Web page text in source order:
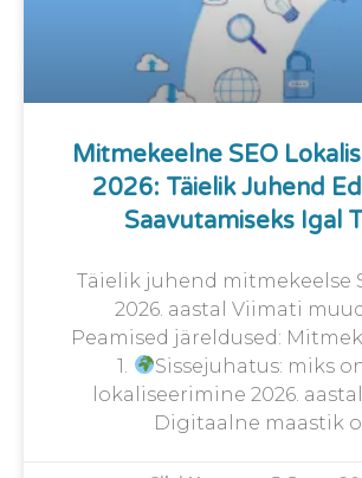
Mitmekeelne SEO
2026: Täielik Juhend
Saavutamiseks Igal
Täielik juhend mitmekeelse
2026. aastal Viimati
Peamised järeldused:
1.
Sissejuhatus: miks
lokaliseerimine 2026.
Digitaalne maastik